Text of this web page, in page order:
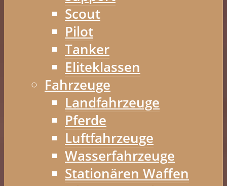
Scout
Pilot
Tanker
Eliteklassen
Fahrzeuge
Landfahrzeuge
Pferde
Luftfahrzeuge
Wasserfahrzeuge
Stationären Waffen